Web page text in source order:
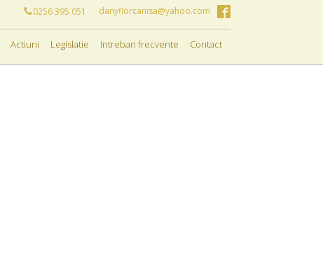
0256 395 051 danyflorcanisa@yahoo.com
Actiuni Legislatie Intrebari frecvente Contact